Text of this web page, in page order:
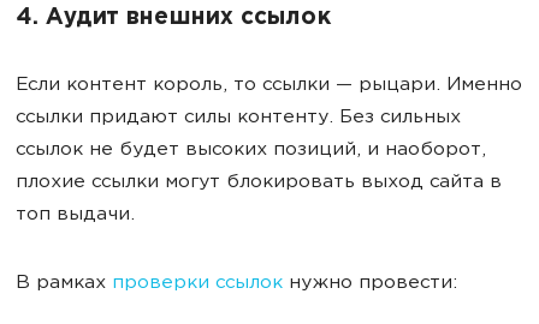
4. Аудит внешних ссылок
Если контент король, то ссылки — рыцари. Именно
ссылки придают силы контенту. Без сильных
ссылок не будет высоких позиций, и наоборот,
плохие ссылки могут блокировать выход сайта в
топ выдачи.
В рамках проверки ссылок нужно провести: